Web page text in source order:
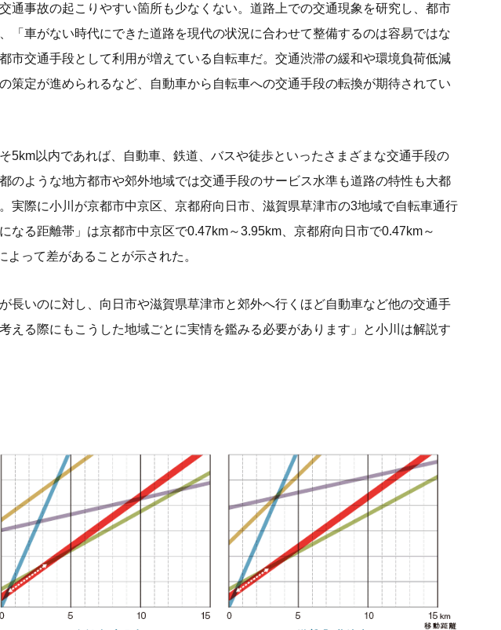
通事故の起こりやすい箇所も少なくない。道路上での交通現象を研究し、都市
「車がない時代にできた道路を現代の状況に合わせて整備するのは容易ではな
市交通手段として利用が増えている自転車だ。交通渋滞の緩和や環境負荷低減
策定が進められるなど、自動車から自転車への交通手段の転換が期待されてい
5km以内であれば、自動車、鉄道、バスや徒歩といったさまざまな交通手段の
のような地方都市や郊外地域では交通手段のサービス水準も道路の特性も大都
実際に小川が京都市中京区、京都府向日市、滋賀県草津市の3地域で自転車通行
なる距離帯」は京都市中京区で0.47km～3.95km、京都府向日市で0.47km～
って差があることが示された。
長いのに対し、向日市や滋賀県草津市と郊外へ行くほど自動車など他の交通手
える際にもこうした地域ごとに実情を鑑みる必要があります」と小川は解説す